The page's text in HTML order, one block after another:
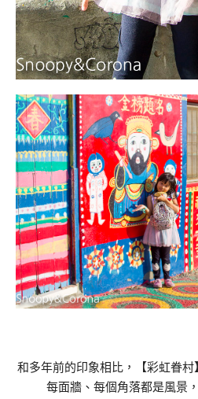
和多年前的印象相比，【彩虹眷村
每面牆、每個角落都是風景